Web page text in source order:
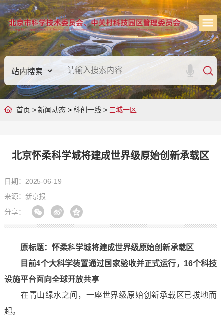
首页 > 新闻动态> 科创一线 > 三城一区
北京怀柔科学城将建成世界级原始创新承载区
日期：2025-06-19
来源：新京报
分享：
原标题：怀柔科学城将建成世界级原始创新承载区
目前4个大科学装置通过国家验收并正式运行，16个科技
设施平台面向全球开放共享
在青山绿水之间，一座世界级原始创新承载区已拔地而
起。